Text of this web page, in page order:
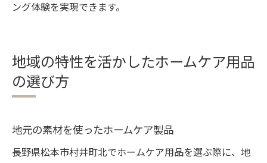
ング体験を実現できます。
地域の特性を活かしたホームケア用品
の選び方
地元の素材を使ったホームケア製品
長野県松本市村井町北でホームケア用品を選ぶ際に、地